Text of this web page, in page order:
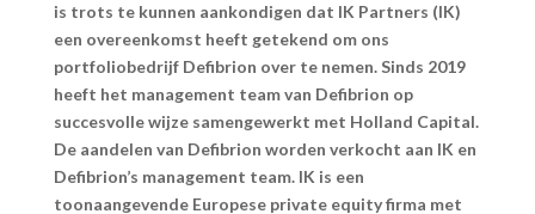
is trots te kunnen aankondigen dat IK Partners (IK)
een overeenkomst heeft getekend om ons
portfoliobedrijf Defibrion over te nemen. Sinds 2019
heeft het management team van Defibrion op
succesvolle wijze samengewerkt met Holland Capital.
De aandelen van Defibrion worden verkocht aan IK en
Defibrion’s management team. IK is een
toonaangevende Europese private equity firma met